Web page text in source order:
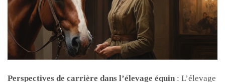
Perspectives de carrière dans l’élevage équin : L’élevage